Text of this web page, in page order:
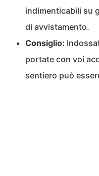
indimenticabili su
di avvistamento.
Consiglio:
portate con voi
sentiero può